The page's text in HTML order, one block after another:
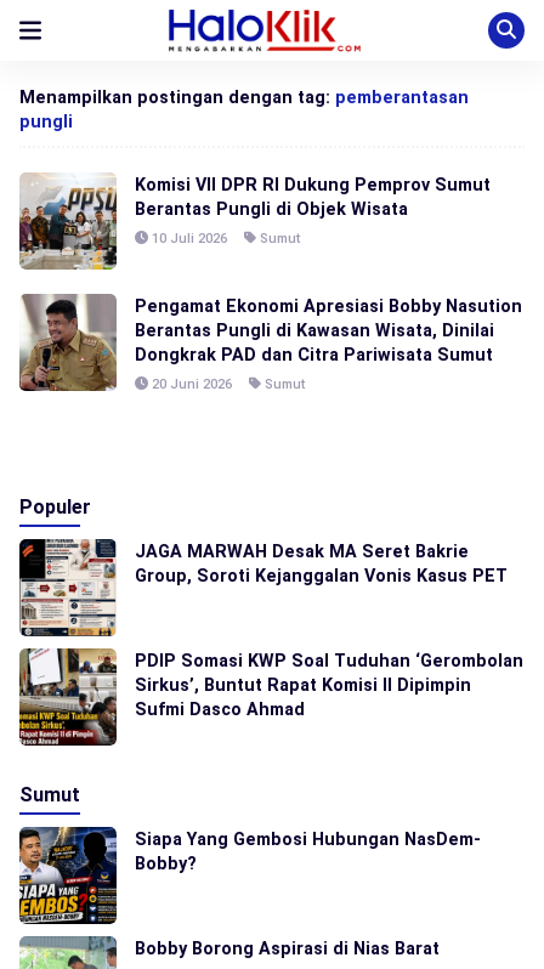
Menampilkan postingan dengan tag: pemberantasan
pungli
Komisi VII DPR RI Dukung Pemprov Sumut
Berantas Pungli di Objek Wisata
10 Juli 2026 Sumut
Pengamat Ekonomi Apresiasi Bobby Nasution
Berantas Pungli di Kawasan Wisata, Dinilai
Dongkrak PAD dan Citra Pariwisata Sumut
20 Juni 2026 Sumut
Populer
JAGA MARWAH Desak MA Seret Bakrie
Group, Soroti Kejanggalan Vonis Kasus PET
PDIP Somasi KWP Soal Tuduhan ‘Gerombolan
Sirkus’, Buntut Rapat Komisi II Dipimpin
Sufmi Dasco Ahmad
Sumut
Siapa Yang Gembosi Hubungan NasDem-
Bobby?
Bobby Borong Aspirasi di Nias Barat